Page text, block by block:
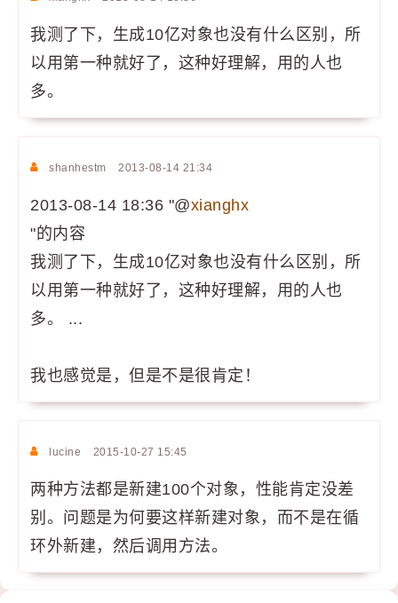
我测了下，生成10亿对象也没有什么区别，所
以用第一种就好了，这种好理解，用的人也
多。
shanhestm 2013-08-14 21:34
2013-08-14 18:36 "@xianghx
"的内容
我测了下，生成10亿对象也没有什么区别，所
以用第一种就好了，这种好理解，用的人也
多。 ...
我也感觉是，但是不是很肯定！
lucine 2015-10-27 15:45
两种方法都是新建100个对象，性能肯定没差
别。问题是为何要这样新建对象，而不是在循
环外新建，然后调用方法。